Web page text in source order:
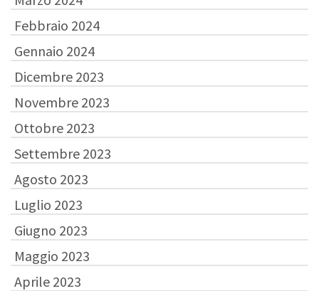
Febbraio 2024
Gennaio 2024
Dicembre 2023
Novembre 2023
Ottobre 2023
Settembre 2023
Agosto 2023
Luglio 2023
Giugno 2023
Maggio 2023
Aprile 2023